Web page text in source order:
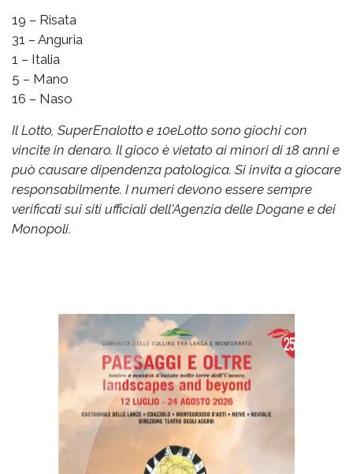
19 – Risata
31 – Anguria
1 – Italia
5 – Mano
16 – Naso
Il Lotto, SuperEnalotto e 10eLotto sono giochi con
vincite in denaro. Il gioco è vietato ai minori di 18 anni e
può causare dipendenza patologica. Si invita a giocare
responsabilmente. I numeri devono essere sempre
verificati sui siti ufficiali dell'Agenzia delle Dogane e dei
Monopoli.